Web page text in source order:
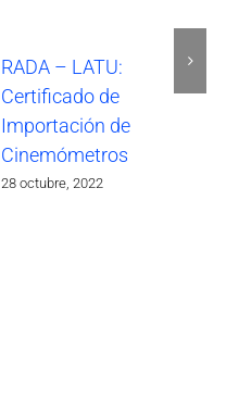
RADA – LATU:
Certificado de
Importación de
Cinemómetros
28 octubre, 2022